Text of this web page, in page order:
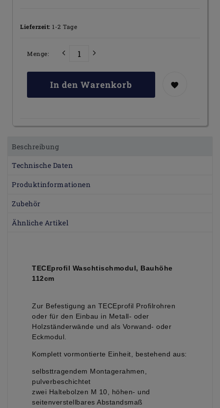
Lieferzeit: 1-2 Tage
Menge:
In den Warenkorb
Beschreibung
Technische Daten
Produktinformationen
Zubehör
Ähnliche Artikel
TECEprofil Waschtischmodul, Bauhöhe
112cm
Zur Befestigung an TECEprofil Profilrohren
oder für den Einbau in Metall- oder
Holzständerwände und als Vorwand- oder
Eckmodul.
Komplett vormontierte Einheit, bestehend aus:
selbsttragendem Montagerahmen,
pulverbeschichtet
zwei Haltebolzen M 10, höhen- und
seitenverstellbares Abstandsmaß